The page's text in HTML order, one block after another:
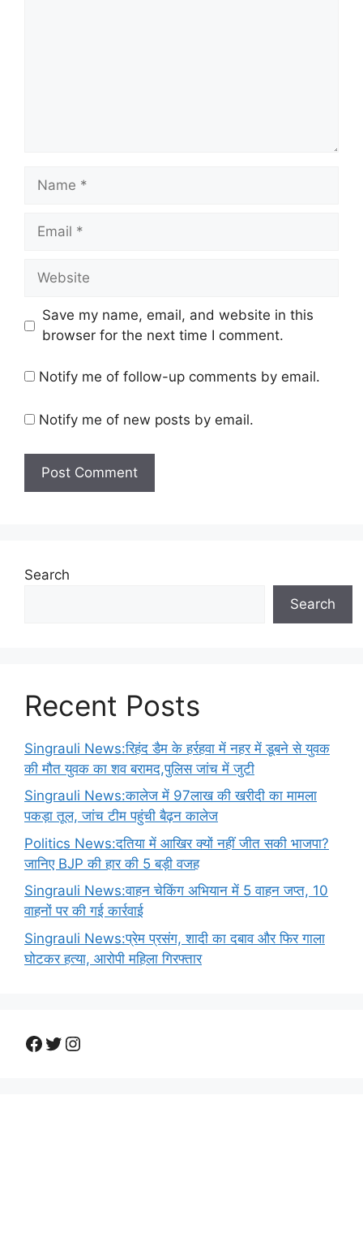
Name
Email
Website
Save my name, email, and website in this
browser for the next time I comment.
Notify me of follow-up comments by email.
Notify me of new posts by email.
Search
Search
Recent Posts
Singrauli News:रिहंद डैम के हर्रहवा में नहर में डूबने से युवक
की मौत युवक का शव बरामद,पुलिस जांच में जुटी
Singrauli News:कालेज में 97लाख की खरीदी का मामला
पकड़ा तूल, जांच टीम पहुंची बैढ़न कालेज
Politics News:दतिया में आखिर क्यों नहीं जीत सकी भाजपा?
जानिए BJP की हार की 5 बड़ी वजह
Singrauli News:वाहन चेकिंग अभियान में 5 वाहन जप्त, 10
वाहनों पर की गई कार्रवाई
Singrauli News:प्रेम प्रसंग, शादी का दबाव और फिर गाला
घोटकर हत्या, आरोपी महिला गिरफ्तार
Facebook
Twitter
Instagram